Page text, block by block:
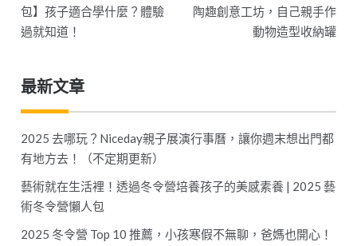
章
導
覽
包】孩子適合學什麼？體驗
過就知道！
陶趣創意工坊，自己親手作
動物造型收納罐
最新文章
2025 去哪玩？Niceday親子展演行事曆，讓你週末想出門都
有地方去！（不定期更新）
藝術就在生活裡！透過冬令營培養孩子的美感素養 | 2025 藝
術冬令營懶人包
2025 冬令營 Top 10 推薦，小孩寒假不無聊，爸媽也開心！